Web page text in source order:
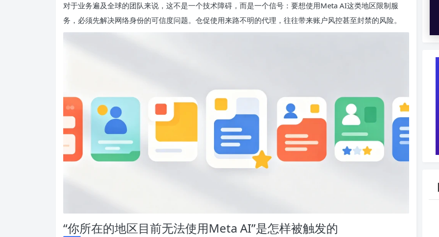
对于业务遍及全球的团队来说，这不是一个技术障碍，而是一个信号：要想使用Meta AI这类地区限制服
务，必须先解决网络身份的可信度问题。仓促使用来路不明的代理，往往带来账户风控甚至封禁的风险。
“你所在的地区目前无法使用Meta AI”是怎样被触发的